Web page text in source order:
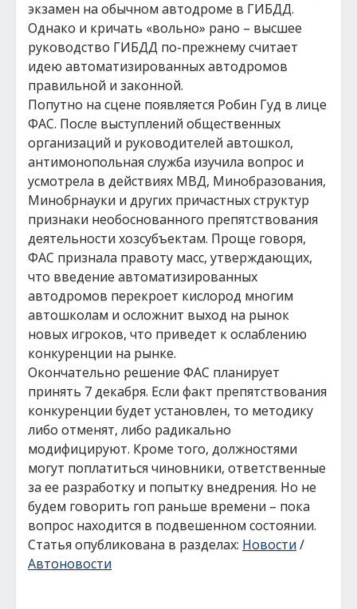
экзамен на обычном автодроме в ГИБДД.
Однако и кричать «вольно» рано – высшее
руководство ГИБДД по-прежнему считает
идею автоматизированных автодромов
правильной и законной.
Попутно на сцене появляется Робин Гуд в лице
ФАС. После выступлений общественных
организаций и руководителей автошкол,
антимонопольная служба изучила вопрос и
усмотрела в действиях МВД, Минобразования,
Минобрнауки и других причастных структур
признаки необоснованного препятствования
деятельности хозсубъектам. Проще говоря,
ФАС признала правоту масс, утверждающих,
что введение автоматизированных
автодромов перекроет кислород многим
автошколам и осложнит выход на рынок
новых игроков, что приведет к ослаблению
конкуренции на рынке.
Окончательно решение ФАС планирует
принять 7 декабря. Если факт препятствования
конкуренции будет установлен, то методику
либо отменят, либо радикально
модифицируют. Кроме того, должностями
могут поплатиться чиновники, ответственные
за ее разработку и попытку внедрения. Но не
будем говорить гоп раньше времени – пока
вопрос находится в подвешенном состоянии.
Статья опубликована в разделах: Новости/
Автоновости